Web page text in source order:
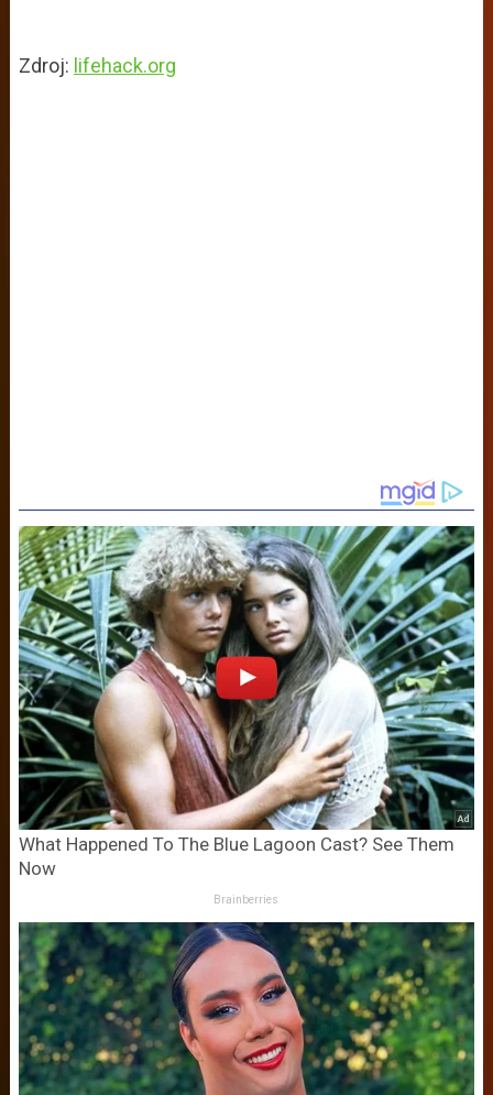
Zdroj: lifehack.org
What Happened To The Blue Lagoon Cast? See Them
Now
Brainberries